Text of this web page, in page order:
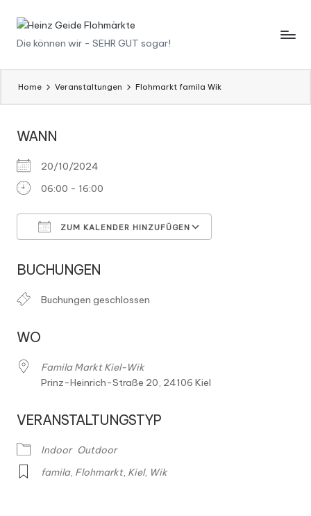
Skip
H
ei
n
G
ei
d
e
F
l
o
h
m
ä
k
e
Die können wir - SEHR GUT sogar!
Home Veranstaltungen Flohmarkt famila Wik
WANN
20/10/2024
06:00 - 16:00
ZUM KALENDER HINZUFÜGEN
BUCHUNGEN
Buchungen geschlossen
WO
Famila Markt Kiel-Wik
Prinz-Heinrich-Straße 20, 24106 Kiel
VERANSTALTUNGSTYP
Indoor Outdoor
famila, Flohmarkt, Kiel, Wik